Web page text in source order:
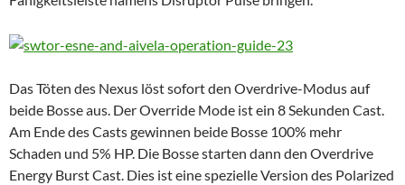
Das Töten des Nexus löst sofort den Overdrive-Modus auf
beide Bosse aus. Der Override Mode ist ein 8 Sekunden Cast.
Am Ende des Casts gewinnen beide Bosse 100% mehr
Schaden und 5% HP. Die Bosse starten dann den Overdrive
Energy Burst Cast. Dies ist eine spezielle Version des Polarized